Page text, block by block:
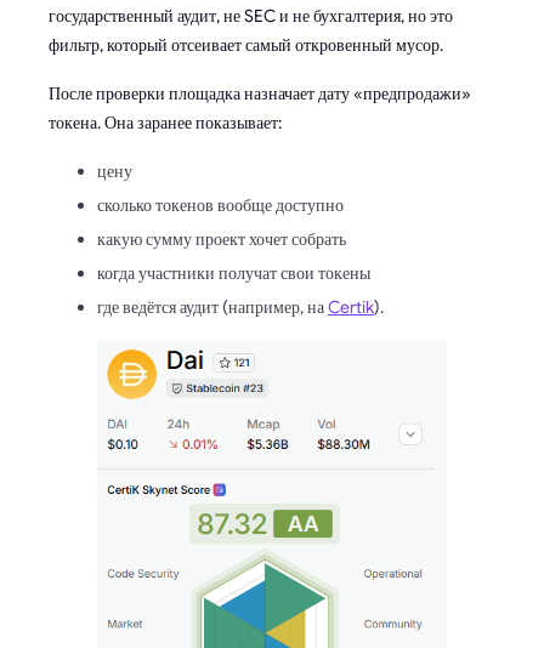
государственный аудит, не SEC и не бухгалтерия, но это
фильтр, который отсеивает самый откровенный мусор.
После проверки площадка назначает дату «предпродажи»
токена. Она заранее показывает:
цену
сколько токенов вообще доступно
какую сумму проект хочет собрать
когда участники получат свои токены
где ведётся аудит (например, наCertik).